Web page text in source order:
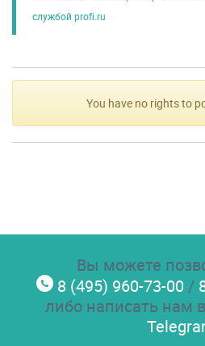
службой profi.ru
You have no rights to
Вы можете
8 (495) 960-73-00 /
либо написать нам в